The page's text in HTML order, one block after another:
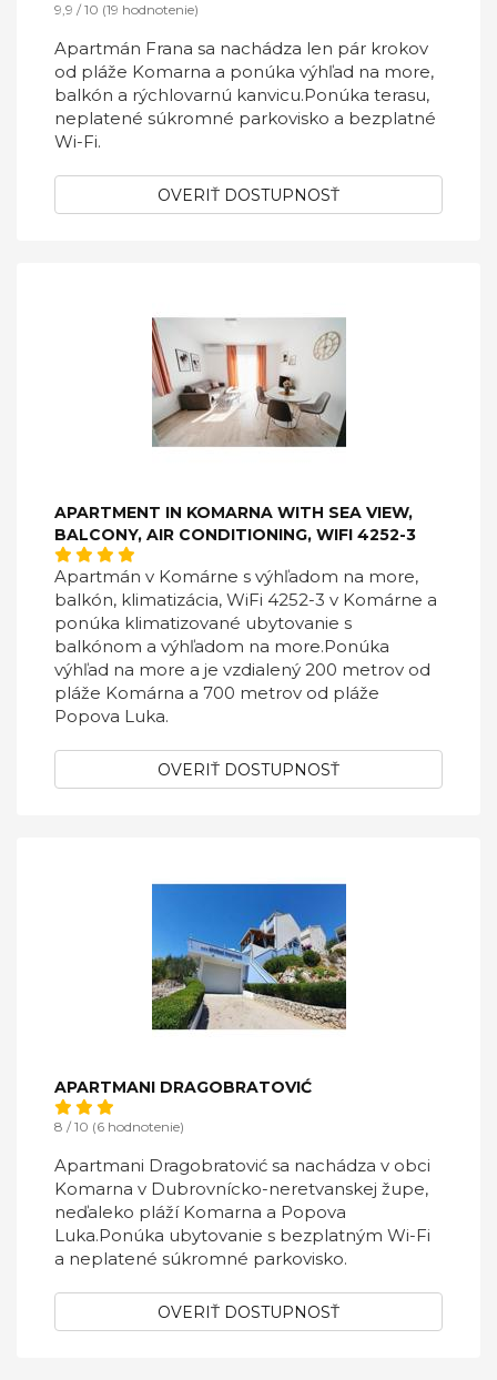
9,9 / 10 (19 hodnotenie)
Apartmán Frana sa nachádza len pár krokov
od pláže Komarna a ponúka výhľad na more,
balkón a rýchlovarnú kanvicu.Ponúka terasu,
neplatené súkromné ​​parkovisko a bezplatné
Wi-Fi.
OVERIŤ DOSTUPNOSŤ
APARTMENT IN KOMARNA WITH SEA VIEW,
BALCONY, AIR CONDITIONING, WIFI 4252-3
Apartmán v Komárne s výhľadom na more,
balkón, klimatizácia, WiFi 4252-3 v Komárne a
ponúka klimatizované ubytovanie s
balkónom a výhľadom na more.Ponúka
výhľad na more a je vzdialený 200 metrov od
pláže Komárna a 700 metrov od pláže
Popova Luka.
OVERIŤ DOSTUPNOSŤ
APARTMANI DRAGOBRATOVIĆ
8 / 10 (6 hodnotenie)
Apartmani Dragobratović sa nachádza v obci
Komarna v Dubrovnícko-neretvanskej župe,
neďaleko pláží Komarna a Popova
Luka.Ponúka ubytovanie s bezplatným Wi-Fi
a neplatené súkromné ​​parkovisko.
OVERIŤ DOSTUPNOSŤ